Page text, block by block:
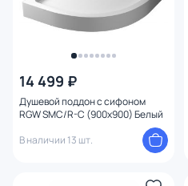
14 499 ₽
Душевой поддон с сифоном
RGW SMC/R-C (900x900) Белый
В наличии 13 шт.
Форма
Размеры поддонов для душа
Длина (см)